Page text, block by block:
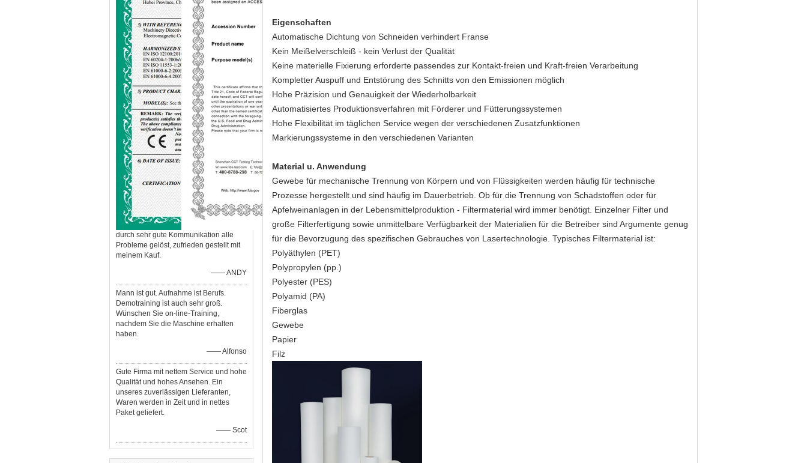
durch sehr gute Kommunikation alle
Probleme gelöst, zufrieden gestellt mit
meinem Kauf.
—— ANDY
Mann ist gut. Aufnahme ist Berufs.
Demotraining ist auch sehr groß.
Wünschen Sie on-line-Training,
nachdem Sie die Maschine erhalten
haben.
—— Alfonso
Gute Firma mit nettem Service und hohe
Qualität und hohes Ansehen. Ein
unseres zuverlässigen Lieferanten,
Waren werden in Zeit und in nettes
Paket geliefert.
—— Scot
Eigenschaften
Automatische Dichtung von Schneiden verhindert Franse
Kein Meißelverschleiß - kein Verlust der Qualität
Keine materielle Fixierung erforderte passendes zur Kontakt-freien und Kraft-freien Verarbeitung
Kompletter Auspuff und Entstörung des Schnitts von den Emissionen möglich
Hohe Präzision und Genauigkeit der Wiederholbarkeit
Automatisiertes Produktionsverfahren mit Förderer und Fütterungssystemen
Hohe Flexibilität im täglichen Service wegen der verschiedenen Zusatzfunktionen
Markierungssysteme in den verschiedenen Varianten
Material u. Anwendung
Gewebe für mechanische Trennung von Körpern und von Flüssigkeiten werden häufig für technische
Prozesse hergestellt und sind häufig im Dauerbetrieb. Ob für die Trennung von Schadstoffen oder für
Apfelweinanlagen in der Lebensmittelproduktion - Filtermaterial wird immer benötigt. Einzelner Filter und
große Filterfertigung sowie unmittelbare Verfügbarkeit der Materialien für die Betreiber sind Argumente genug
für die Bevorzugung des spezifischen Gebrauches von Lasertechnologie. Typisches Filtermaterial ist:
Polyäthylen (PET)
Polypropylen (pp.)
Polyester (PES)
Polyamid (PA)
Fiberglas
Gewebe
Papier
Filz